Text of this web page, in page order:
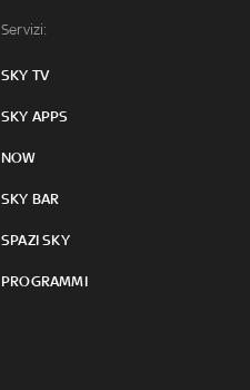
Servizi:
SKY TV
SKY APPS
NOW
SKY BAR
SPAZI SKY
PROGRAMMI